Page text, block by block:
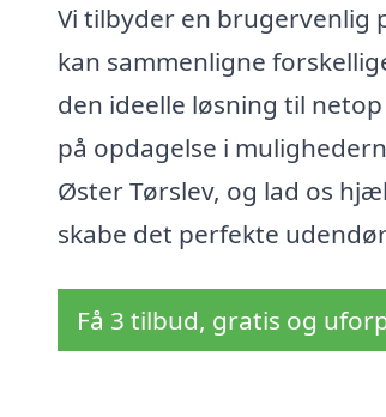
Vi tilbyder en brugervenlig
kan sammenligne
den ideelle løsning til
på opdagelse i
Øster Tørslev, og lad os
skabe det perfekte
Få 3 tilbud, gratis og